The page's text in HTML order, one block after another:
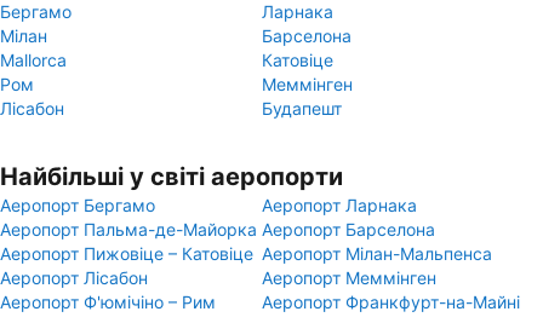
Бергамо
Ларнака
Мілан
Барселона
Mallorca
Катовіце
Ром
Меммінген
Лісабон
Будапешт
Найбільші у світі аеропорти
Аеропорт Бергамо
Аеропорт Ларнака
Аеропорт Пальма-де-Майорка Аеропорт Барселона
Аеропорт Пижовіце – Катовіце Аеропорт Мілан-Мальпенса
Аеропорт Лісабон
Аеропорт Меммінген
Аеропорт Ф'юмічіно – Рим
Аеропорт Франкфурт-на-Майні